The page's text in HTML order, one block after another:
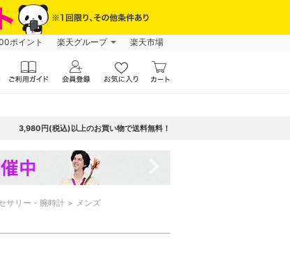
ポイント 楽天グループ 楽天市場
3,980円(税込)以上のお買い物で送料無料！
サリー・腕時計 メンズ